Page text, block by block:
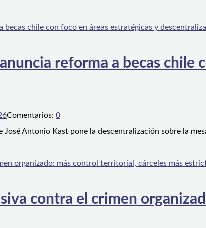
reforma a becas chile
Comentarios: 0
Antonio Kast pone la descentralización sobre la
contra el crimen